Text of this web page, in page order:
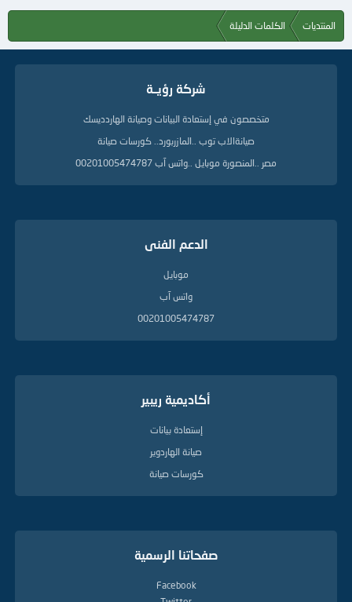
المنتديات الكلمات الدليلة
شركة رؤيــة
متخصصون في إستعادة البيانات وصيانة الهاردديسك
صيانةالاب توب ..المازربورد.. كورسات صيانة
مصر ..المنصورة موبايل ..واتس آب 00201005474787
الدعم الفنى
موبايل
واتس آب
00201005474787
أكاديمية ريبير
إستعادة بيانات
صيانة الهاردوير
كورسات صيانة
صفحاتنا الرسمية
Facebook